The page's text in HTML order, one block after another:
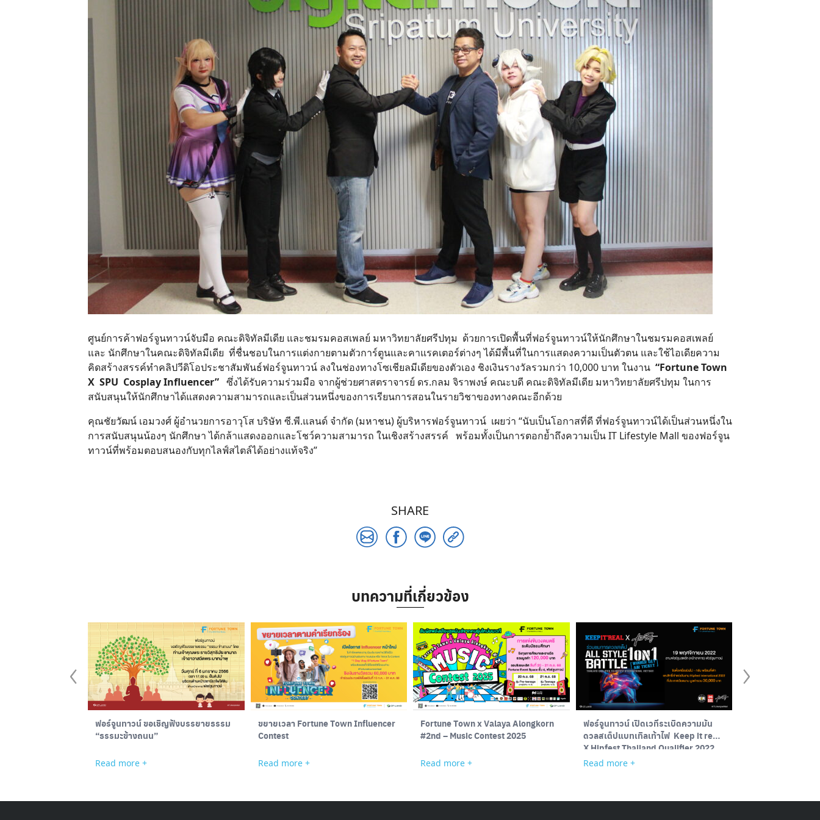
Search
ศูนย์การค้าฟอร์จูนทาวน์จับมือ คณะดิจิทัลมีเดีย และชมรมคอสเพลย์ มหาวิทยาลัยศรีปทุม ด้วยการเปิดพื้นที่ฟอร์จูนทาวน์ให้นักศึกษาในชมรมคอสเพลย์
และ นักศึกษาในคณะดิจิทัลมีเดีย ที่ชื่นชอบในการแต่งกายตามตัวการ์ตูนและคาแรคเตอร์ต่างๆ ได้มีพื้นที่ในการแสดงความเป็นตัวตน และใช้ไอเดียความ
คิดสร้างสรรค์ทำคลิปวีดิโอประชาสัมพันธ์ฟอร์จูนทาวน์ ลงในช่องทางโซเชียลมีเดียของตัวเอง ชิงเงินรางวัลรวมกว่า 10,000 บาท ในงาน “Fortune Town
X SPU Cosplay Influencer” ซึ่งได้รับความร่วมมือ จากผู้ช่วยศาสตราจารย์ ดร.กลม จิราพงษ์ คณะบดี คณะดิจิทัลมีเดีย มหาวิทยาลัยศรีปทุม ในการ
สนับสนุนให้นักศึกษาได้แสดงความสามารถและเป็นส่วนหนึ่งของการเรียนการสอนในรายวิชาของทางคณะอีกด้วย
คุณชัยวัฒน์ เอมวงศ์ ผู้อำนวยการอาวุโส บริษัท ซี.พี.แลนด์ จำกัด (มหาชน) ผู้บริหารฟอร์จูนทาวน์ เผยว่า “นับเป็นโอกาสที่ดี ที่ฟอร์จูนทาวน์ได้เป็นส่วนหนึ่งใน
การสนับสนุนน้องๆ นักศึกษา ได้กล้าแสดงออกและโชว์ความสามารถ ในเชิงสร้างสรรค์ พร้อมทั้งเป็นการตอกย้ำถึงความเป็น IT Lifestyle Mall ของฟอร์จูน
ทาวน์ที่พร้อมตอบสนองกับทุกไลฟ์สไตล์ได้อย่างแท้จริง”
SHARE
บทความที่เกี่ยวข้อง
ฟอร์จูนทาวน์ ขอเชิญฟังบรรยายธรรม
“ธรรมะข้างถนน”
Read more +
ขยายเวลา Fortune Town Influencer
Contest
Read more +
Fortune Town x Valaya Alongkorn
#2nd – Music Contest 2025
Read more +
ฟอร์จูนทาวน์ เปิดเวทีระเบิดความมัน
ดวลสเต็ปแบทเทิลเท้าไฟ Keep it real
X Hipfest Thailand Qualifier 2022
Read more +